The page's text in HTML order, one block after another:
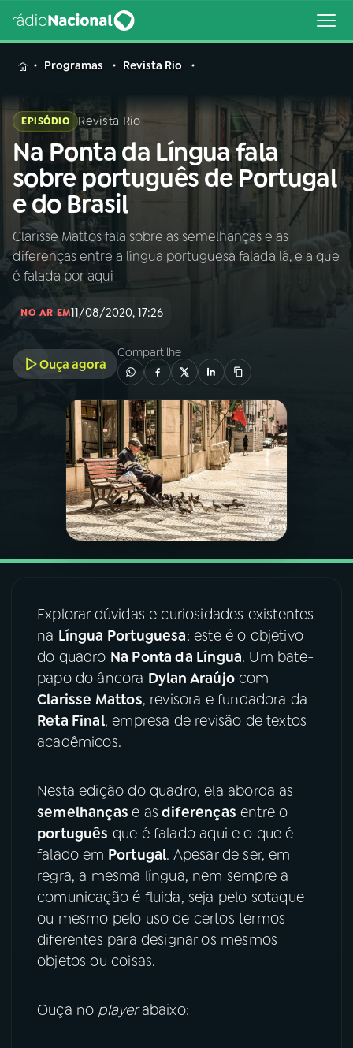
MENU
Buscar
na
Rádio
Nacional
Buscar
AO VIVO
01 INÍCIO
PROGRAMAS
PODCASTS
FESTIVAL DE MÚSICA
ACOMPANHE A RÁDIO NACIONAL
YouTube
TikTok
Programas Revista Rio
EPISÓDIO Revista Rio
Na Ponta da Língua fala
sobre português de Portugal
e do Brasil
Clarisse Mattos fala sobre as semelhanças e as
diferenças entre a língua portuguesa falada lá, e a que
é falada por aqui
NO AR EM11/08/2020, 17:26
Ouça agora
Compartilhe
Explorar dúvidas e curiosidades existentes
na Língua Portuguesa: este é o objetivo
do quadro Na Ponta da Língua. Um bate-
papo do âncora Dylan Araújocom
Clarisse Mattos, revisora e fundadora da
Reta Final, empresa de revisão de textos
acadêmicos.
Nesta edição do quadro, ela aborda as
semelhançase as diferenças entre o
português que é falado aqui e o que é
falado em Portugal. Apesar de ser, em
regra, a mesma língua, nem sempre a
comunicação é fluida, seja pelo sotaque
ou mesmo pelo uso de certos termos
diferentes para designar os mesmos
objetos ou coisas.
Ouça no playerabaixo: